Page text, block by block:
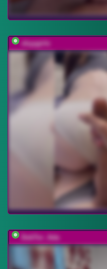
shyygirls
DokTor_Ada